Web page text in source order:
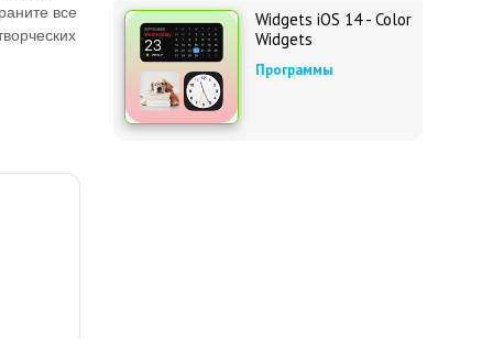
все
Widgets iOS 14 - Color
Widgets
Программы